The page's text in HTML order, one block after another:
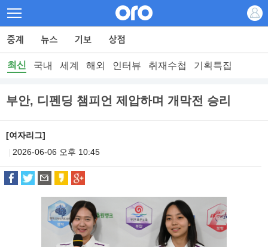
최신 국내 세계 해외 인터뷰 취재수첩 기획특집
부안, 디펜딩 챔피언 제압하며 개막전 승리
[여자리그]
2026-06-06 오후 10:45